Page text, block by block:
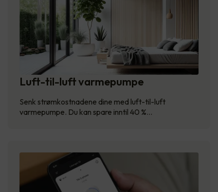
Luft-til-luft varmepumpe
Senk strømkostnadene dine med luft-til-luft
varmepumpe. Du kan spare inntil 40 %…